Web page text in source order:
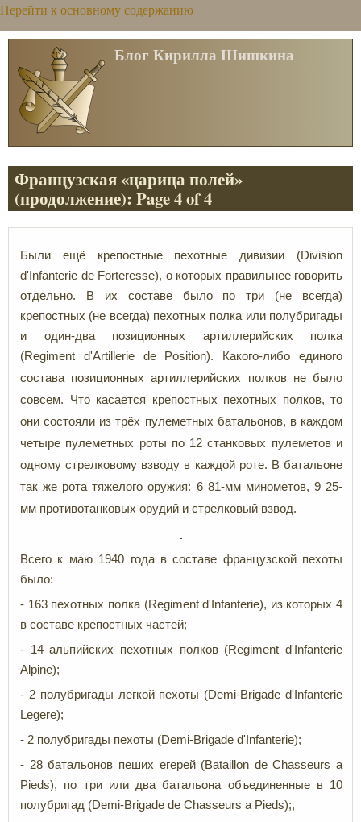
Перейти к основному содержанию
Блог Кирилла Шишкина
Французская «царица полей»
(продолжение): Page 4 of 4
Были ещё крепостные пехотные дивизии (Division
d'Infanterie de Forteresse), о которых правильнее говорить
отдельно. В их составе было по три (не всегда)
крепостных (не всегда) пехотных полка или полубригады
и один-два позиционных артиллерийских полка
(Regiment d'Artillerie de Position).
Какого-либо единого
состава позиционных артиллерийских полков не было
совсем. Что касается крепостных пехотных полков, то
они состояли из трёх пулеметных батальонов, в каждом
четыре пулеметных роты по 12 станковых пулеметов и
одному стрелковому взводу в каждой роте. В батальоне
так же рота тяжелого оружия: 6 81-мм минометов, 9 25-
мм противотанковых орудий и стрелковый взвод.
Всего к маю 1940 года в составе французской пехоты
было:
- 163 пехотных полка (Regiment d'Infanterie), из которых 4
в составе крепостных частей;
- 14 альпийских пехотных полков (Regiment d'Infanterie
Alpine);
- 2 полубригады легкой пехоты (Demi-Brigade d'Infanterie
Legere);
- 2 полубригады пехоты (Demi-Brigade d'Infanterie);
- 28 батальонов пеших егерей (Bataillon de Chasseurs a
Pieds), по три или два батальона объединенные в 10
полубригад (Demi-Brigade de Chasseurs a Pieds);,